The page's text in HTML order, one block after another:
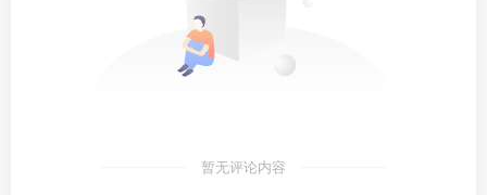
暂无评论内容